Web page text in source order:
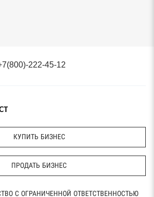
222-45-12
КУПИТЬ БИЗНЕС
ПРОДАТЬ БИЗНЕС
С ОГРАНИЧЕННОЙ ОТВЕТСТВЕННОСТЬЮ